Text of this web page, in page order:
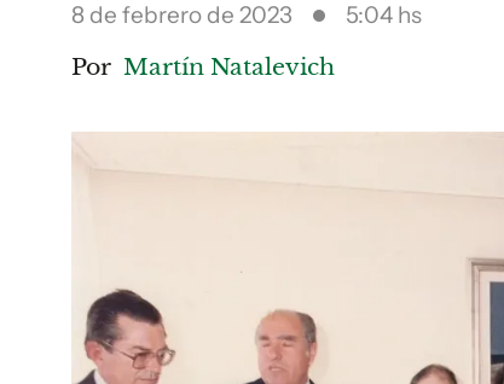
8 de febrero de 2023 5:04 hs
Por Martín Natalevich